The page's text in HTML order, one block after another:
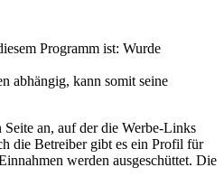
Programm ist: Wurde
abhängig, kann somit seine
an, auf der die Werbe-Links
die Betreiber gibt es ein Profil für
werden ausgeschüttet. Die